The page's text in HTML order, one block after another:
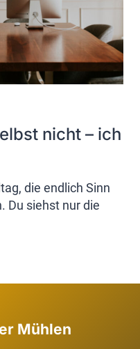
nicht – ich
die endlich Sinn
Du siehst nur die
Mühlen